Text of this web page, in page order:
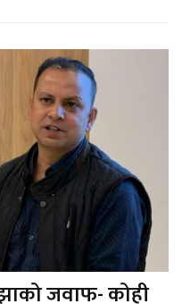
झाको जवाफ- कोही